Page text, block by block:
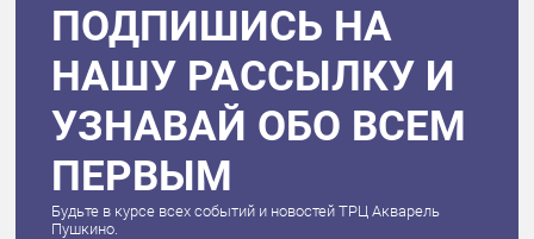
ПОДПИШИСЬ НА
НАШУ РАССЫЛКУ И
УЗНАВАЙ ОБО ВСЕМ
ПЕРВЫМ
Будьте в курсе всех событий и новостей ТРЦ Акварель
Пушкино.